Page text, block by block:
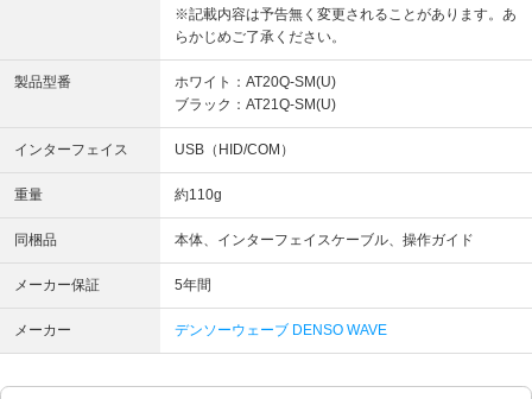
※記載内容は予告無く変更されることがあります。あ
らかじめご了承ください。
製品型番
ホワイト：AT20Q-SM(U)
ブラック：AT21Q-SM(U)
インターフェイス USB（HID/COM）
重量 約110g
同梱品 本体、インターフェイスケーブル、操作ガイド
メーカー保証 5年間
メーカー デンソーウェーブ DENSO WAVE